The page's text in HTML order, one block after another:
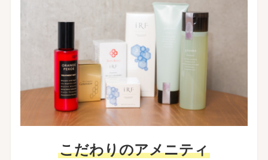
こだわりのアメニティ